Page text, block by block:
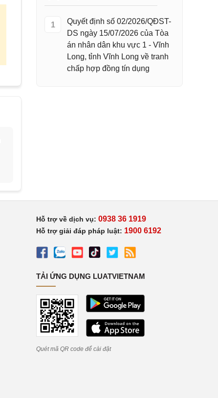
1
Quyết định số 02/2026/QĐST-
DS ngày 15/07/2026 của Tòa
án nhân dân khu vực 1 - Vĩnh
Long, tỉnh Vĩnh Long về tranh
chấp hợp đồng tín dụng
Hỗ trợ về dịch vụ: 0938 36 1919
Hỗ trợ giải đáp pháp luật: 1900 6192
TẢI ỨNG DỤNG LUATVIETNAM
Quét mã QR code để cài đặt